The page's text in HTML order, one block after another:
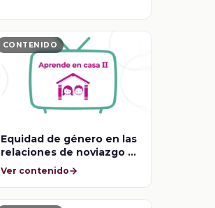
CONTENIDO
Equidad de género en las
relaciones de noviazgo y
de pareja
Ver contenido